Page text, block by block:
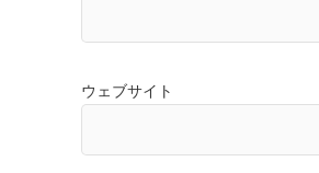
ウェブサイト